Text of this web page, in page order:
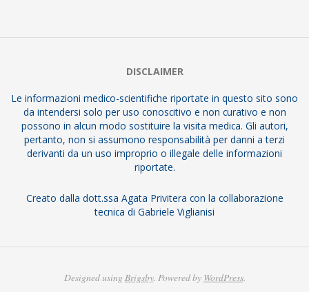
DISCLAIMER
Le informazioni medico-scientifiche riportate in questo sito sono
da intendersi solo per uso conoscitivo e non curativo e non
possono in alcun modo sostituire la visita medica. Gli autori,
pertanto, non si assumono responsabilità per danni a terzi
derivanti da un uso improprio o illegale delle informazioni
riportate.
Creato dalla dott.ssa Agata Privitera con la collaborazione
tecnica di Gabriele Viglianisi
Designed using Brigsby. Powered by WordPress.